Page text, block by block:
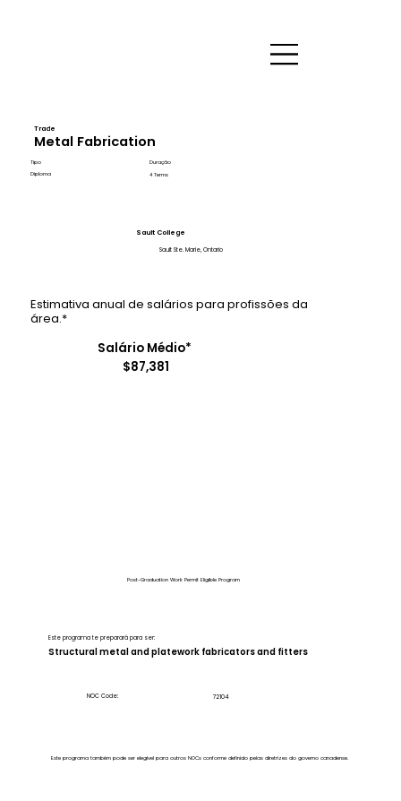
Trade
Metal Fabrication
Tipo
Diploma
Duração
4 Terms
Sault College
Sault Ste. Marie, Ontario
Salário Médio*
$87,381
Estimativa anual de salários para profissões da
área.*
Post-Graduation Work Permit Eligible Program
Este programa te preparará para ser:
Structural metal and platework fabricators and fitters
NOC Code: 72104
Este programa também pode ser elegível para outros NOCs conforme definido pelas diretrizes do governo canadense.